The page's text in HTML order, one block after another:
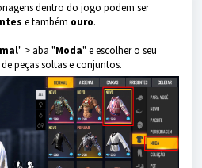
dentro do jogo podem ser
e também ouro.
" > aba "Moda" e escolher o seu
peças soltas e conjuntos.